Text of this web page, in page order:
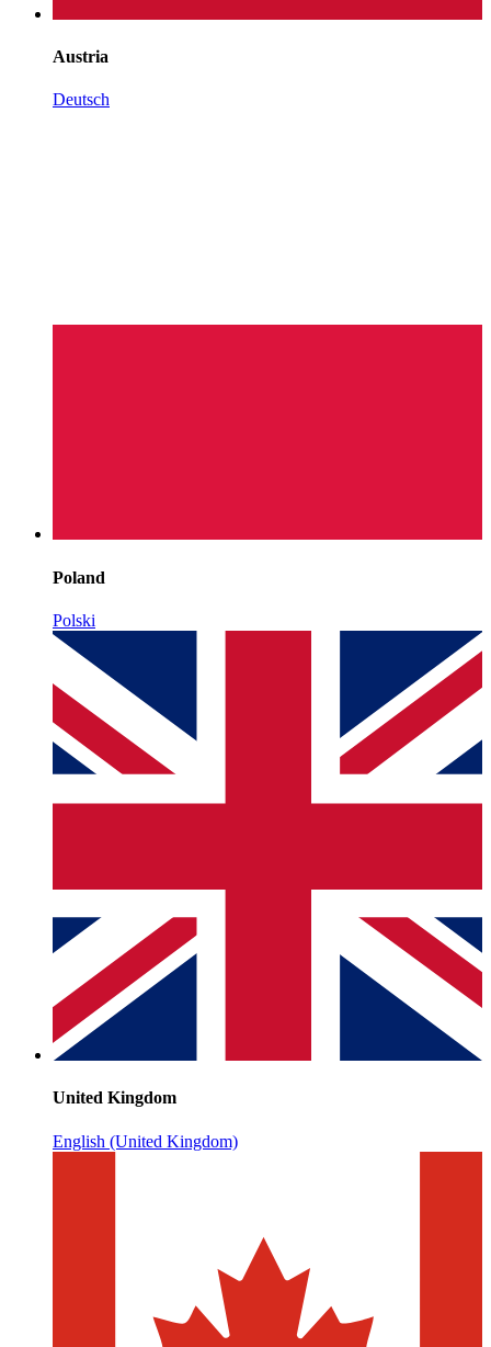
Austria
Deutsch
Poland
Polski
United Kingdom
English (United Kingdom)